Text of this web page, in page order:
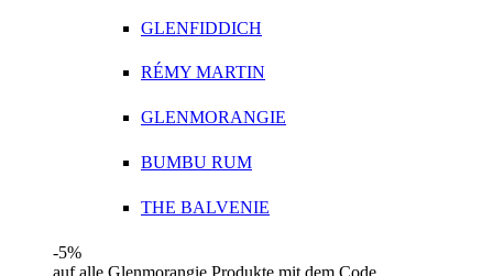
GLENFIDDICH
RÉMY MARTIN
GLENMORANGIE
BUMBU RUM
THE BALVENIE
-5%
auf alle Glenmorangie Produkte mit dem Code